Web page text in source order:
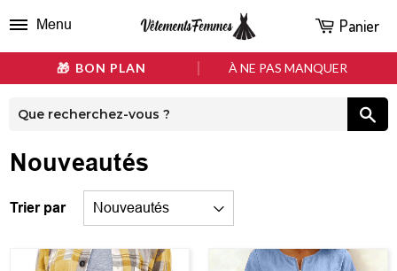
BON PLAN À NE PAS MANQUER
Menu Panier
Nouveautés
Trier par